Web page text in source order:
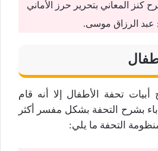
كنز المعاني بتحرير حرز الأماني
عبد الرزاق موسى.
تحفة الأطفال إلا أنه قام
بشرح التحفة بشكل مفسر أكثر
التحفة ما يلي: